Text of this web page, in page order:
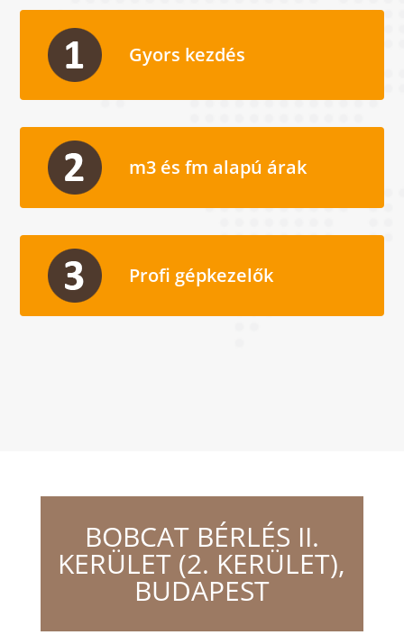
Gyors kezdés
m3 és fm alapú árak
Profi gépkezelők
BOBCAT BÉRLÉS II.
KERÜLET (2. KERÜLET),
BUDAPEST